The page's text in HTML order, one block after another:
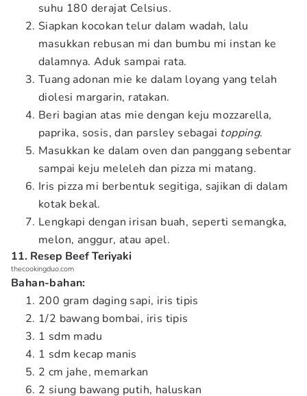
suhu 180 derajat Celsius.
Siapkan kocokan telur dalam wadah, lalu
masukkan rebusan mi dan bumbu mi instan ke
dalamnya. Aduk sampai rata.
Tuang adonan mie ke dalam loyang yang telah
diolesi margarin, ratakan.
Beri bagian atas mie dengan keju mozzarella,
paprika, sosis, dan parsley sebagai topping.
Masukkan ke dalam oven dan panggang sebentar
sampai keju meleleh dan pizza mi matang.
Iris pizza mi berbentuk segitiga, sajikan di dalam
kotak bekal.
Lengkapi dengan irisan buah, seperti semangka,
melon, anggur, atau apel.
11. Resep Beef Teriyaki
thecookingduo.com
Bahan-bahan:
200 gram daging sapi, iris tipis
1/2 bawang bombai, iris tipis
1 sdm madu
1 sdm kecap manis
2 cm jahe, memarkan
2 siung bawang putih, haluskan